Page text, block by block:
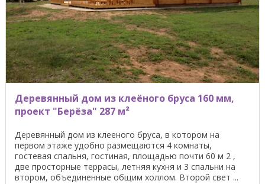
Деревянный дом из клеёного бруса 160 мм,
проект "Берёза" 287 м²
Деревянный дом из клееного бруса, в котором на
первом этаже удобно размещаются 4 комнаты,
гостевая спальня, гостиная, площадью почти 60 м 2 ,
две просторные террасы, летняя кухня и 3 спальни на
втором, объединенные общим холлом. Второй свет ...